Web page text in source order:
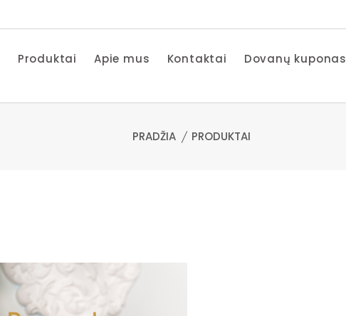
Produktai Apie mus Kontaktai Dovanų kuponas
PRADŽIA PRODUKTAI